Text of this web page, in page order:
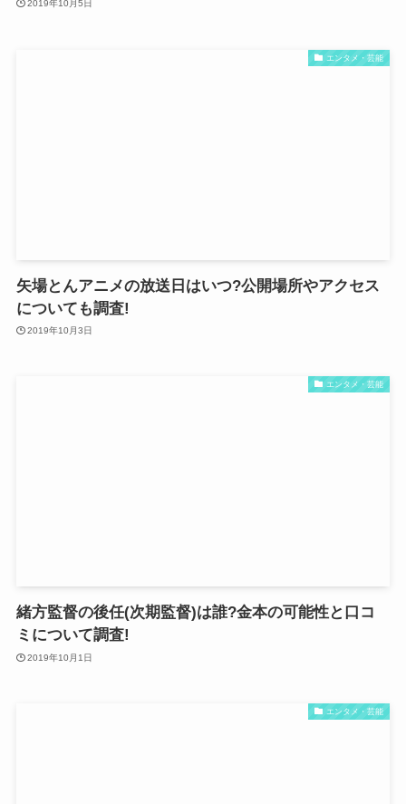
2019年10月5日
エンタメ・芸能
矢場とんアニメの放送日はいつ?公開場所やアクセス
についても調査!
2019年10月3日
エンタメ・芸能
緒方監督の後任(次期監督)は誰?金本の可能性と口コ
ミについて調査!
2019年10月1日
エンタメ・芸能